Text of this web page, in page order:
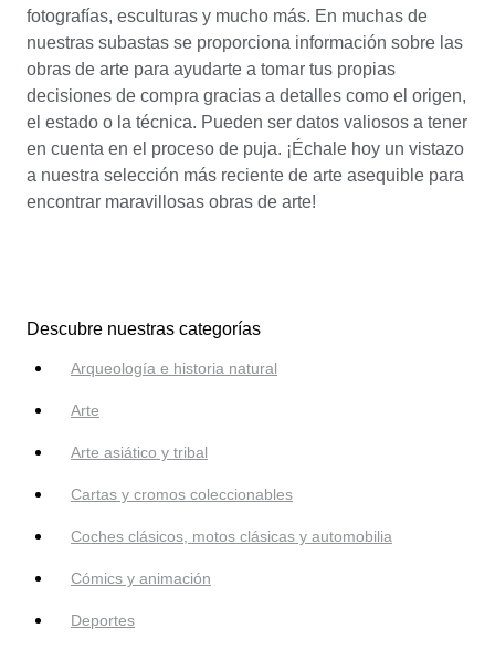
fotografías, esculturas y mucho más. En muchas de
nuestras subastas se proporciona información sobre las
obras de arte para ayudarte a tomar tus propias
decisiones de compra gracias a detalles como el origen,
el estado o la técnica. Pueden ser datos valiosos a tener
en cuenta en el proceso de puja. ¡Échale hoy un vistazo
a nuestra selección más reciente de arte asequible para
encontrar maravillosas obras de arte!
Descubre nuestras categorías
Arqueología e historia natural
Arte
Arte asiático y tribal
Cartas y cromos coleccionables
Coches clásicos, motos clásicas y automobilia
Cómics y animación
Deportes